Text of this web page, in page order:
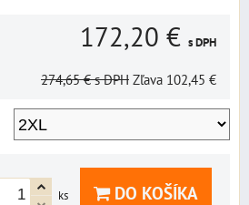
172,20 € s DPH
274,65 € s DPH Zľava 102,45 €
ks DO KOŠÍKA